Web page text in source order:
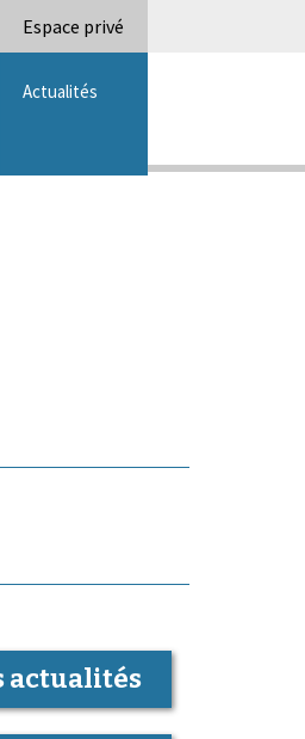
Espace privé
Actualités
actualités